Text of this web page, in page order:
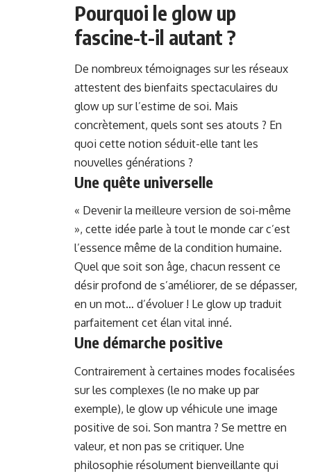
Pourquoi le glow up
fascine-t-il autant ?
De nombreux témoignages sur les réseaux
attestent des bienfaits spectaculaires du
glow up sur l’estime de soi. Mais
concrètement, quels sont ses atouts ? En
quoi cette notion séduit-elle tant les
nouvelles générations ?
Une quête universelle
« Devenir la meilleure version de soi-même
», cette idée parle à tout le monde car c’est
l’essence même de la condition humaine.
Quel que soit son âge, chacun ressent ce
désir profond de s’améliorer, de se dépasser,
en un mot… d’évoluer ! Le glow up traduit
parfaitement cet élan vital inné.
Une démarche positive
Contrairement à certaines modes focalisées
sur les complexes (le no make up par
exemple), le glow up véhicule une image
positive de soi. Son mantra ? Se mettre en
valeur, et non pas se critiquer. Une
philosophie résolument bienveillante qui